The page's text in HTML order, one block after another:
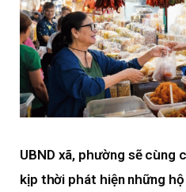
UBND xã, phường sẽ cùng
kịp thời phát hiện những